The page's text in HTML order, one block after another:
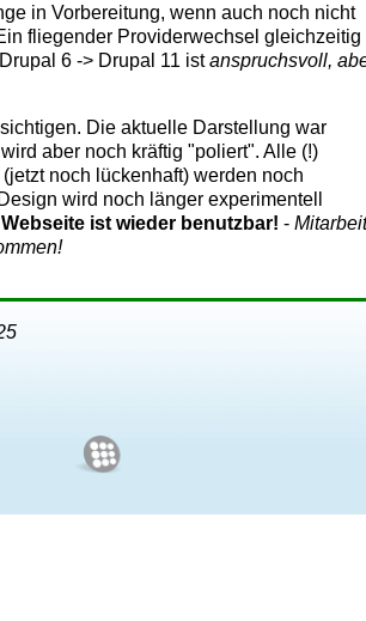
in Vorbereitung, wenn auch noch nicht
fliegender Providerwechsel gleichzeitig
6 -> Drupal 11 istanspruchsvoll,
Die aktuelle Darstellung war
aber noch kräftig "poliert". Alle (!)
noch lückenhaft) werden noch
wird noch länger experimentell
ist wieder benutzbar! - Mitarbeit